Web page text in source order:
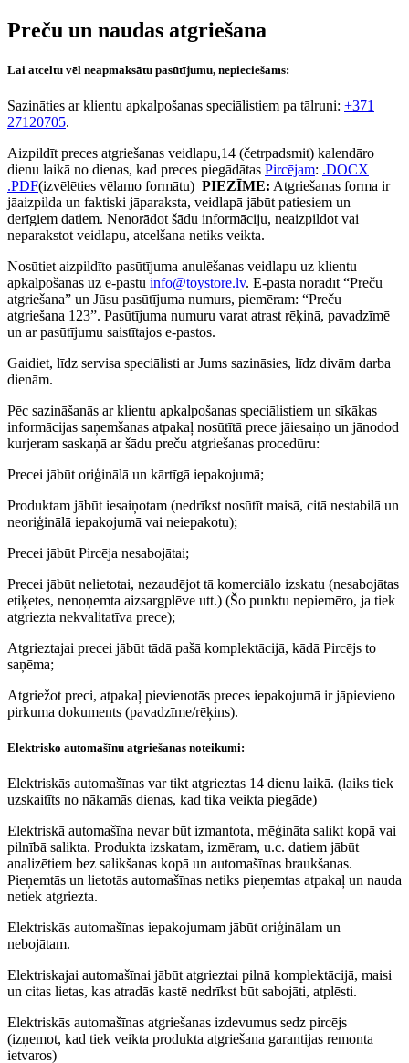
Preču un naudas atgriešana
Lai atceltu vēl neapmaksātu pasūtījumu, nepieciešams:
Sazināties ar klientu apkalpošanas speciālistiem pa tālruni: +371
27120705.
Aizpildīt preces atgriešanas veidlapu,14 (četrpadsmit) kalendāro
dienu laikā no dienas, kad preces piegādātas Pircējam: .DOCX
.PDF(izvēlēties vēlamo formātu) PIEZĪME: Atgriešanas forma ir
jāaizpilda un faktiski jāparaksta, veidlapā jābūt patiesiem un
derīgiem datiem. Nenorādot šādu informāciju, neaizpildot vai
neparakstot veidlapu, atcelšana netiks veikta.
Nosūtiet aizpildīto pasūtījuma anulēšanas veidlapu uz klientu
apkalpošanas uz e-pastu info@toystore.lv. E-pastā norādīt “Preču
atgriešana” un Jūsu pasūtījuma numurs, piemēram: “Preču
atgriešana 123”. Pasūtījuma numuru varat atrast rēķinā, pavadzīmē
un ar pasūtījumu saistītajos e-pastos.
Gaidiet, līdz servisa speciālisti ar Jums sazināsies, līdz divām darba
dienām.
Pēc sazināšanās ar klientu apkalpošanas speciālistiem un sīkākas
informācijas saņemšanas atpakaļ nosūtītā prece jāiesaiņo un jānodod
kurjeram saskaņā ar šādu preču atgriešanas procedūru:
Precei jābūt oriģinālā un kārtīgā iepakojumā;
Produktam jābūt iesaiņotam (nedrīkst nosūtīt maisā, citā nestabilā un
neoriģinālā iepakojumā vai neiepakotu);
Precei jābūt Pircēja nesabojātai;
Precei jābūt nelietotai, nezaudējot tā komerciālo izskatu (nesabojātas
etiķetes, nenoņemta aizsargplēve utt.) (Šo punktu nepiemēro, ja tiek
atgriezta nekvalitatīva prece);
Atgrieztajai precei jābūt tādā pašā komplektācijā, kādā Pircējs to
saņēma;
Atgriežot preci, atpakaļ pievienotās preces iepakojumā ir jāpievieno
pirkuma dokuments (pavadzīme/rēķins).
Elektrisko automašīnu atgriešanas noteikumi:
Elektriskās automašīnas var tikt atgrieztas 14 dienu laikā. (laiks tiek
uzskaitīts no nākamās dienas, kad tika veikta piegāde)
Elektriskā automašīna nevar būt izmantota, mēģināta salikt kopā vai
pilnībā salikta. Produkta izskatam, izmēram, u.c. datiem jābūt
analizētiem bez salikšanas kopā un automašīnas braukšanas.
Pieņemtās un lietotās automašīnas netiks pieņemtas atpakaļ un nauda
netiek atgriezta.
Elektriskās automašīnas iepakojumam jābūt oriģinālam un
nebojātam.
Elektriskajai automašīnai jābūt atgrieztai pilnā komplektācijā, maisi
un citas lietas, kas atradās kastē nedrīkst būt sabojāti, atplēsti.
Elektriskās automašīnas atgriešanas izdevumus sedz pircējs
(izņemot, kad tiek veikta produkta atgriešana garantijas remonta
ietvaros)